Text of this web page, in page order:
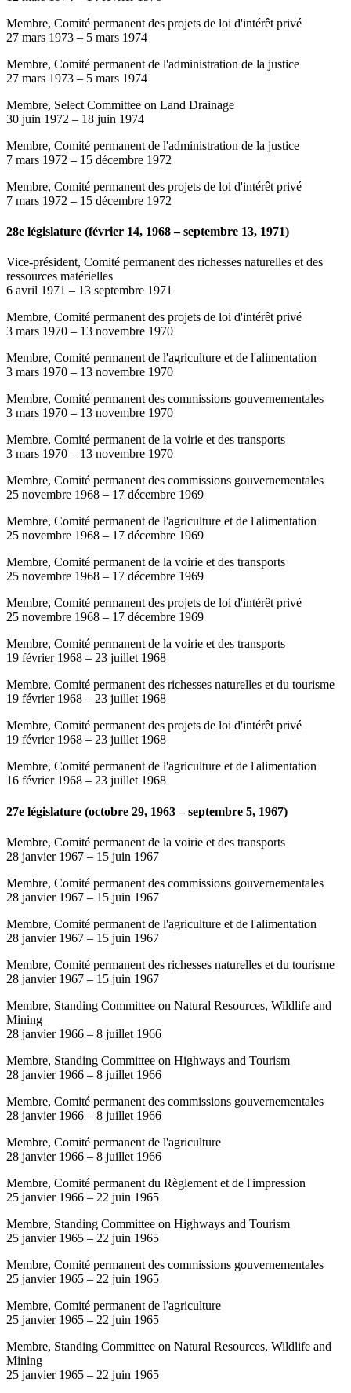
Membre, Comité permanent des projets de loi d'intérêt privé
27 mars 1973 – 5 mars 1974
Membre, Comité permanent de l'administration de la justice
27 mars 1973 – 5 mars 1974
Membre, Select Committee on Land Drainage
30 juin 1972 – 18 juin 1974
Membre, Comité permanent de l'administration de la justice
7 mars 1972 – 15 décembre 1972
Membre, Comité permanent des projets de loi d'intérêt privé
7 mars 1972 – 15 décembre 1972
28e législature (février 14, 1968 – septembre 13, 1971)
Vice-président, Comité permanent des richesses naturelles et des
ressources matérielles
6 avril 1971 – 13 septembre 1971
Membre, Comité permanent des projets de loi d'intérêt privé
3 mars 1970 – 13 novembre 1970
Membre, Comité permanent de l'agriculture et de l'alimentation
3 mars 1970 – 13 novembre 1970
Membre, Comité permanent des commissions gouvernementales
3 mars 1970 – 13 novembre 1970
Membre, Comité permanent de la voirie et des transports
3 mars 1970 – 13 novembre 1970
Membre, Comité permanent des commissions gouvernementales
25 novembre 1968 – 17 décembre 1969
Membre, Comité permanent de l'agriculture et de l'alimentation
25 novembre 1968 – 17 décembre 1969
Membre, Comité permanent de la voirie et des transports
25 novembre 1968 – 17 décembre 1969
Membre, Comité permanent des projets de loi d'intérêt privé
25 novembre 1968 – 17 décembre 1969
Membre, Comité permanent de la voirie et des transports
19 février 1968 – 23 juillet 1968
Membre, Comité permanent des richesses naturelles et du tourisme
19 février 1968 – 23 juillet 1968
Membre, Comité permanent des projets de loi d'intérêt privé
19 février 1968 – 23 juillet 1968
Membre, Comité permanent de l'agriculture et de l'alimentation
16 février 1968 – 23 juillet 1968
27e législature (octobre 29, 1963 – septembre 5, 1967)
Membre, Comité permanent de la voirie et des transports
28 janvier 1967 – 15 juin 1967
Membre, Comité permanent des commissions gouvernementales
28 janvier 1967 – 15 juin 1967
Membre, Comité permanent de l'agriculture et de l'alimentation
28 janvier 1967 – 15 juin 1967
Membre, Comité permanent des richesses naturelles et du tourisme
28 janvier 1967 – 15 juin 1967
Membre, Standing Committee on Natural Resources, Wildlife and
Mining
28 janvier 1966 – 8 juillet 1966
Membre, Standing Committee on Highways and Tourism
28 janvier 1966 – 8 juillet 1966
Membre, Comité permanent des commissions gouvernementales
28 janvier 1966 – 8 juillet 1966
Membre, Comité permanent de l'agriculture
28 janvier 1966 – 8 juillet 1966
Membre, Comité permanent du Règlement et de l'impression
25 janvier 1966 – 22 juin 1965
Membre, Standing Committee on Highways and Tourism
25 janvier 1965 – 22 juin 1965
Membre, Comité permanent des commissions gouvernementales
25 janvier 1965 – 22 juin 1965
Membre, Comité permanent de l'agriculture
25 janvier 1965 – 22 juin 1965
Membre, Standing Committee on Natural Resources, Wildlife and
Mining
25 janvier 1965 – 22 juin 1965